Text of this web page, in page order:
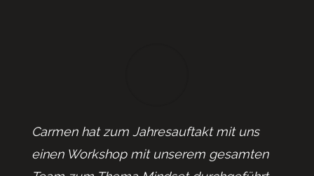
Carmenhat zum Jahresauftakt mit uns
einen Workshop mit unserem gesamten